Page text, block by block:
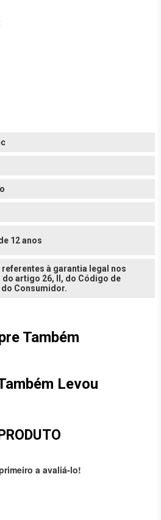
12 anos
referentes à garantia legal nos
artigo 26, II, do Código de
do Consumidor.
Também
Levou
a avaliá-lo!